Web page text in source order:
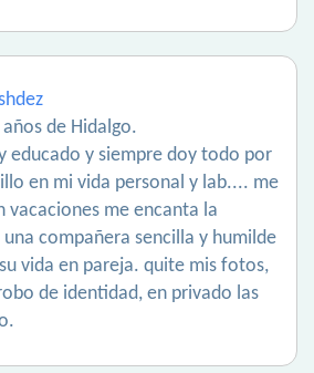
de Hidalgo.
educado y siempre doy todo por
en mi vida personal y lab.... me
vacaciones me encanta la
compañera sencilla y humilde
vida en pareja. quite mis fotos,
de identidad, en privado las